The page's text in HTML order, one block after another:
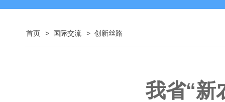
首页 > 国际交流 > 创新丝路
我省“新